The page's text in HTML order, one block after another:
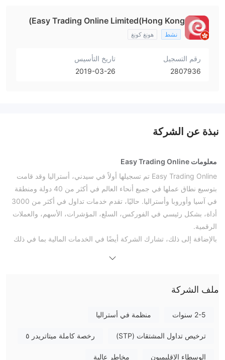
Easy Trading Online Limited(Hong Kong)
نشط هونغ كونغ
رقم التسجيل
2807936
تاريخ التأسيس
2019-03-26
نبذة عن الشركة
معلومات Easy Trading Online
Easy Trading Online تم تسجيلها أولاً في سيدني، أستراليا وقد قامت
بتوسيع نطاق عملها في جميع أنحاء العالم في أكثر من 40 دولة ومنطقة
في آسيا وأوروبا وأستراليا. حاليًا، تقدم خدمات تداول في أكثر من 3000
أداة، بشكل رئيسي في الفوركس، السلع، المؤشرات، الأسهم، والعملات
الرقمية.
بالإضافة إلى ذلك، تشارك الشركة أيضًا في الخدمات المالية بما في ذلك
بقيمة 50 دولار أمريكي وانتشار بداية ضيق يبدأ من 0 نقطة.
وتقويمات الفوركس لتعزيز كفاءة التداول. دورات تدريبية تعليمية وأبحاث
إذا كنت تعتبر نفسك تاجرًا مخلصًا لهذا الوسيط، ستتلقى حوافز من خلال
ملف الشركة
2-5 سنوات منظمة في أستراليا
ترخيص تداول المشتقات (STP) رخصة كاملة ميتاتريدر ٥
الوسطاء الإقليميون مخاطر عالية